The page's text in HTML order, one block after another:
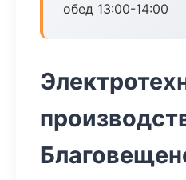
обед 13:00-14:00